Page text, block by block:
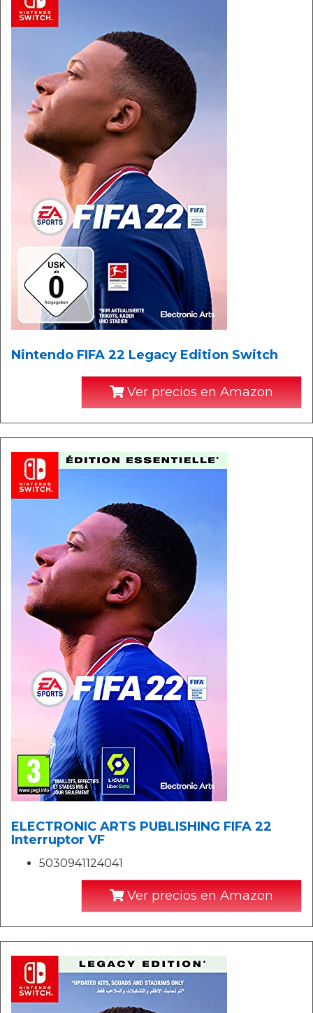
Nintendo FIFA 22 Legacy Edition Switch
Ver precios en Amazon
ELECTRONIC ARTS PUBLISHING FIFA 22
Interruptor VF
5030941124041
Ver precios en Amazon